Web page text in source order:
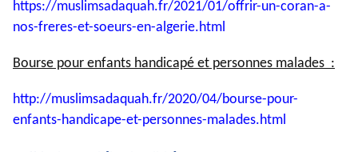
https://muslimsadaquah.fr/2021/01/offrir-un-coran-a-
nos-freres-et-soeurs-en-algerie.html
Bourse pour enfants handicapé et personnes malades :
http://muslimsadaquah.fr/2020/04/bourse-pour-
enfants-handicape-et-personnes-malades.html